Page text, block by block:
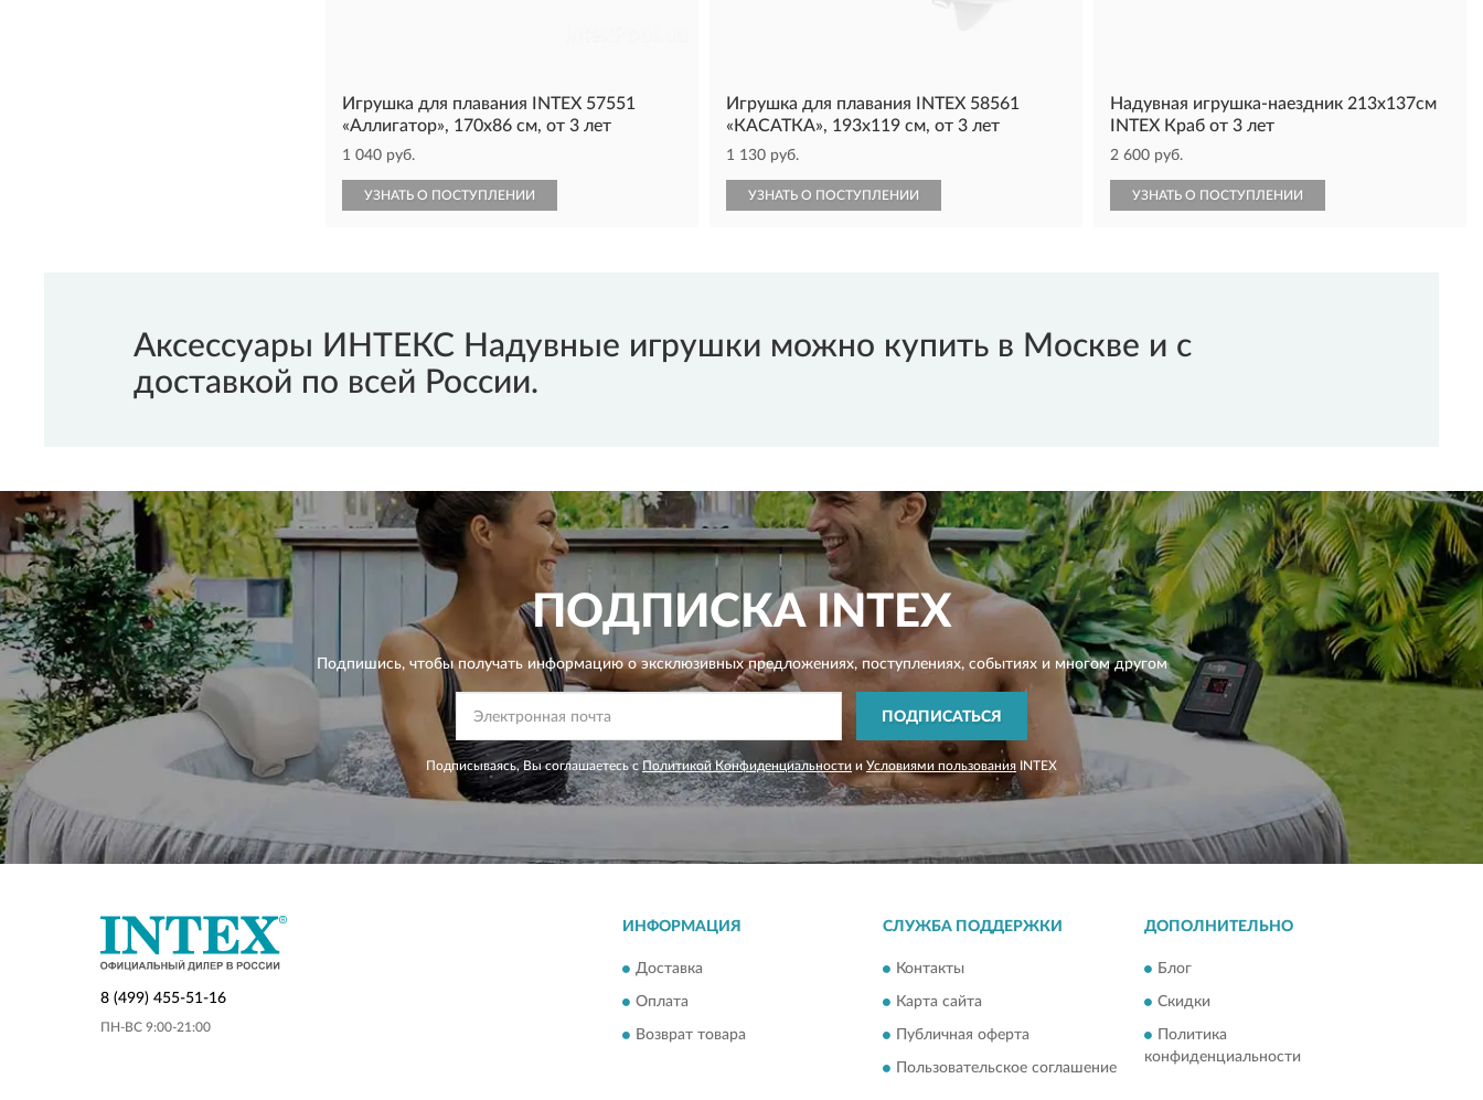
Игрушка для плавания INTEX 57551
«Аллигатор», 170х86 см, от 3 лет
1 040 руб.
УЗНАТЬ О ПОСТУПЛЕНИИ
Игрушка для плавания INTEX 58561
«КАСАТКА», 193х119 см, от 3 лет
1 130 руб.
УЗНАТЬ О ПОСТУПЛЕНИИ
Надувная игрушка-наездник 213х137см
INTEX Краб от 3 лет
2 600 руб.
УЗНАТЬ О ПОСТУПЛЕНИИ
Аксессуары ИНТЕКС Надувные игрушки можно купить в Москве и с
доставкой по всей России.
ПОДПИСКАINTEX
Подпишись, чтобы получать информацию о эксклюзивных предложениях,поступлениях, событиях и многом другом
ПОДПИСАТЬСЯ
Подписываясь, Вы соглашаетесь с Политикой Конфиденциальности и Условиями пользования INTEX
8 (499) 455-51-16
ПН-ВС 9:00-21:00
ИНФОРМАЦИЯ
Доставка
Оплата
Возврат товара
СЛУЖБА ПОДДЕРЖКИ
Контакты
Карта сайта
Публичная оферта
Пользовательское соглашение
ДОПОЛНИТЕЛЬНО
Блог
Скидки
Политика
конфиденциальности